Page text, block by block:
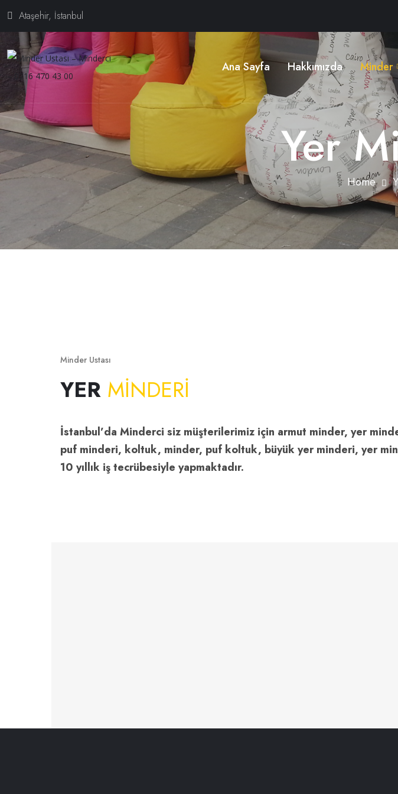
Ataşehir, İstanbul
Ana Sayfa Hakkımızda Minder
Yer
Home
Minder Ustası
YER MİNDERİ
İstanbul’da Minderci siz müşterilerimiz için armut minder, yer
puf minderi, koltuk, minder, puf koltuk, büyük yer minderi, yer
10 yıllık iş tecrübesiyle yapmaktadır.